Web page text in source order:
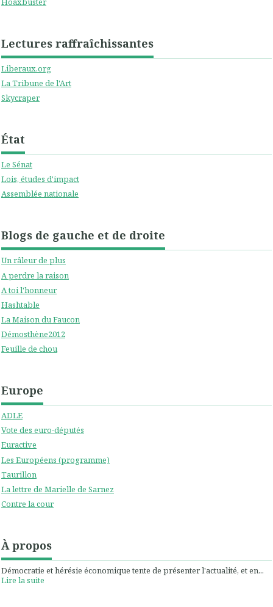
Lectures raffraîchissantes
Liberaux.org
La Tribune de l'Art
Skycraper
État
Le Sénat
Lois, études d'impact
Assemblée nationale
Blogs de gauche et de droite
Un râleur de plus
A perdre la raison
A toi l'honneur
Hashtable
La Maison du Faucon
Démosthène2012
Feuille de chou
Europe
ADLE
Vote des euro-députés
Euractive
Les Européens (programme)
Taurillon
La lettre de Marielle de Sarnez
Contre la cour
À propos
Démocratie et hérésie économique tente de présenter l'actualité, et en...
Lire la suite